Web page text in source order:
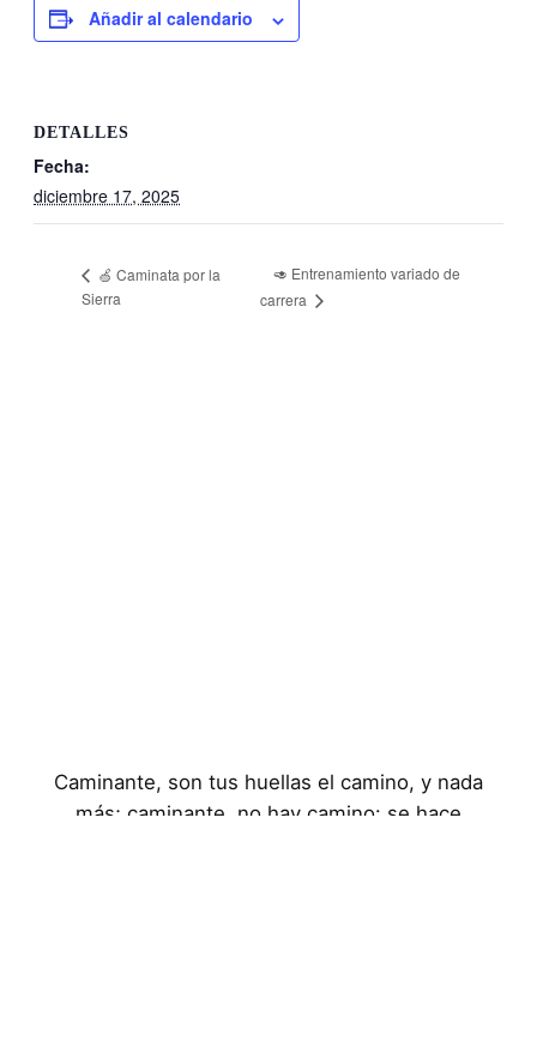
Añadir al calendario
DETALLES
Fecha:
diciembre 17, 2025
🍏 Caminata por la
Sierra
🥑 Entrenamiento variado de
carrera
Caminante, son tus huellas el camino, y nada
más; caminante, no hay camino: se hace